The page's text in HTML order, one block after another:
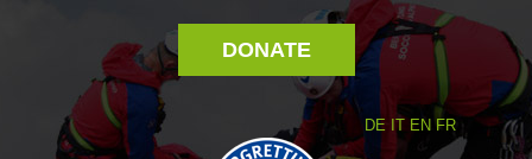
DONATE
DE IT EN FR